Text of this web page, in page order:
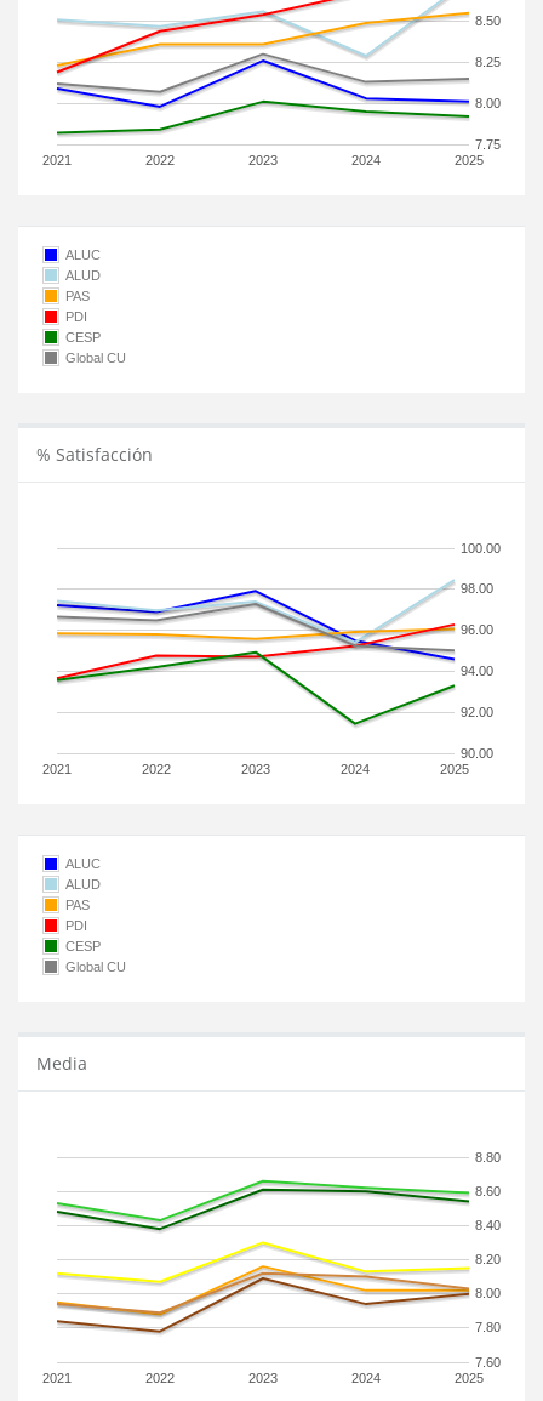
2021 2022 2023 2024 2025
7.75
8.00
8.25
8.50
ALUC
ALUD
PAS
PDI
CESP
Global CU
% Satisfacción
2021 2022 2023 2024 2025
90.00
92.00
94.00
96.00
98.00
100.00
ALUC
ALUD
PAS
PDI
CESP
Global CU
Media
2021 2022 2023 2024 2025
7.60
7.80
8.00
8.20
8.40
8.60
8.80